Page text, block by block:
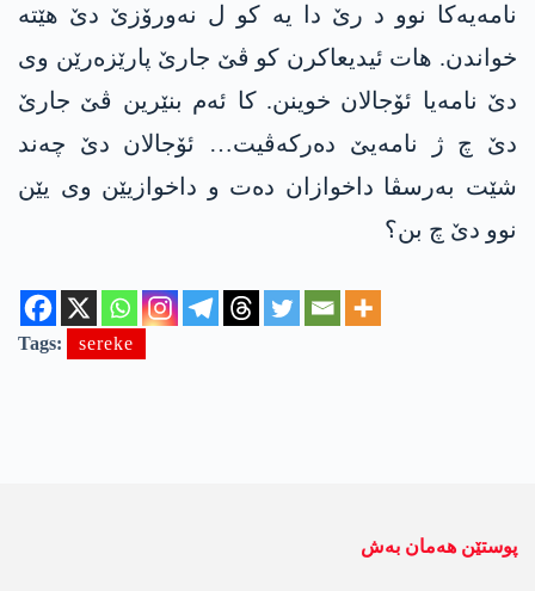
نامەیەکا نوو د رێ دا یە کو ل نەورۆزێ دێ هێتە
خواندن. ھات ئیدیعاکرن کو ڤێ جارێ پارێزەرێن وی
دێ نامەیا ئۆجالان خوینن. کا ئەم بنێرین ڤێ جارێ
دێ چ ژ نامەیێ دەرکەڤیت… ئۆجالان دێ چەند
شێت بەرسڤا داخوازان دەت و داخوازیێن وی یێن
نوو دێ چ بن؟
Tags: sereke
پوستێن ھەمان بەش